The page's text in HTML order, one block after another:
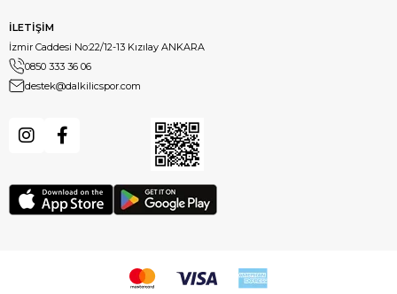
İLETİŞİM
İzmir Caddesi No:22/12-13 Kızılay ANKARA
0850 333 36 06
destek@dalkilicspor.com